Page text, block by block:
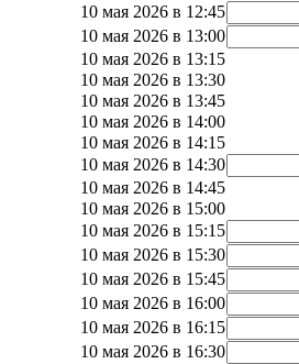
10 мая 2026 в 12:45
10 мая 2026 в 13:00
10 мая 2026 в 13:15
10 мая 2026 в 13:30
10 мая 2026 в 13:45
10 мая 2026 в 14:00
10 мая 2026 в 14:15
10 мая 2026 в 14:30
10 мая 2026 в 14:45
10 мая 2026 в 15:00
10 мая 2026 в 15:15
10 мая 2026 в 15:30
10 мая 2026 в 15:45
10 мая 2026 в 16:00
10 мая 2026 в 16:15
10 мая 2026 в 16:30